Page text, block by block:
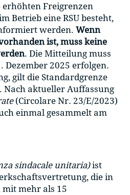
Freigrenzen
Betrieb eine RSU besteht,
werden. Wenn
ist, muss keine
. Die Mitteilung muss
Dezember 2025 erfolgen.
gilt die Standardgrenze
Nach aktueller Auffassung
(Circolare Nr. 23/E/2023)
einmal gesammelt am
sindacale unitaria)ist
die in
mehr als 15